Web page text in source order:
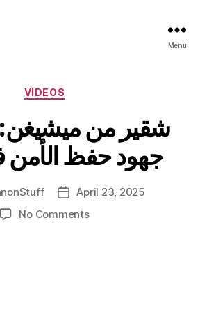
Menu
Categories
VIDEOS
شقير من ميشيغن:
جهود حفظ الأمن
PostApril 23, 2025
No Commentson